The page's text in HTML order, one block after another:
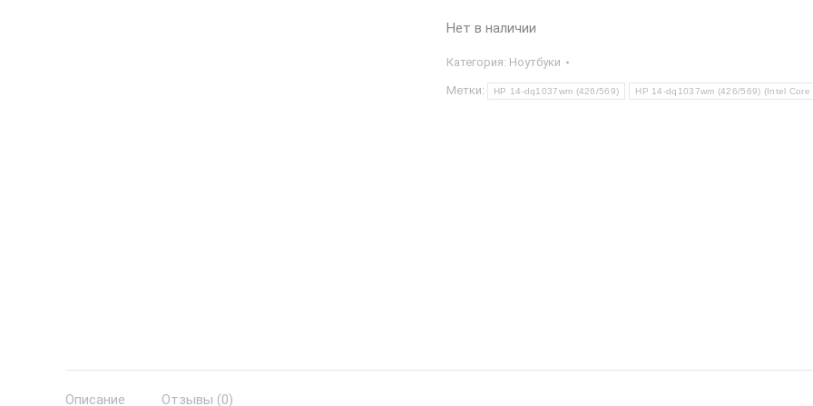
Нет в наличии
Категория: Ноутбуки
Метки: HP 14-dq1037wm (426/569) HP 14-dq1037wm (426/569) (Intel Core
Описание Отзывы (0)